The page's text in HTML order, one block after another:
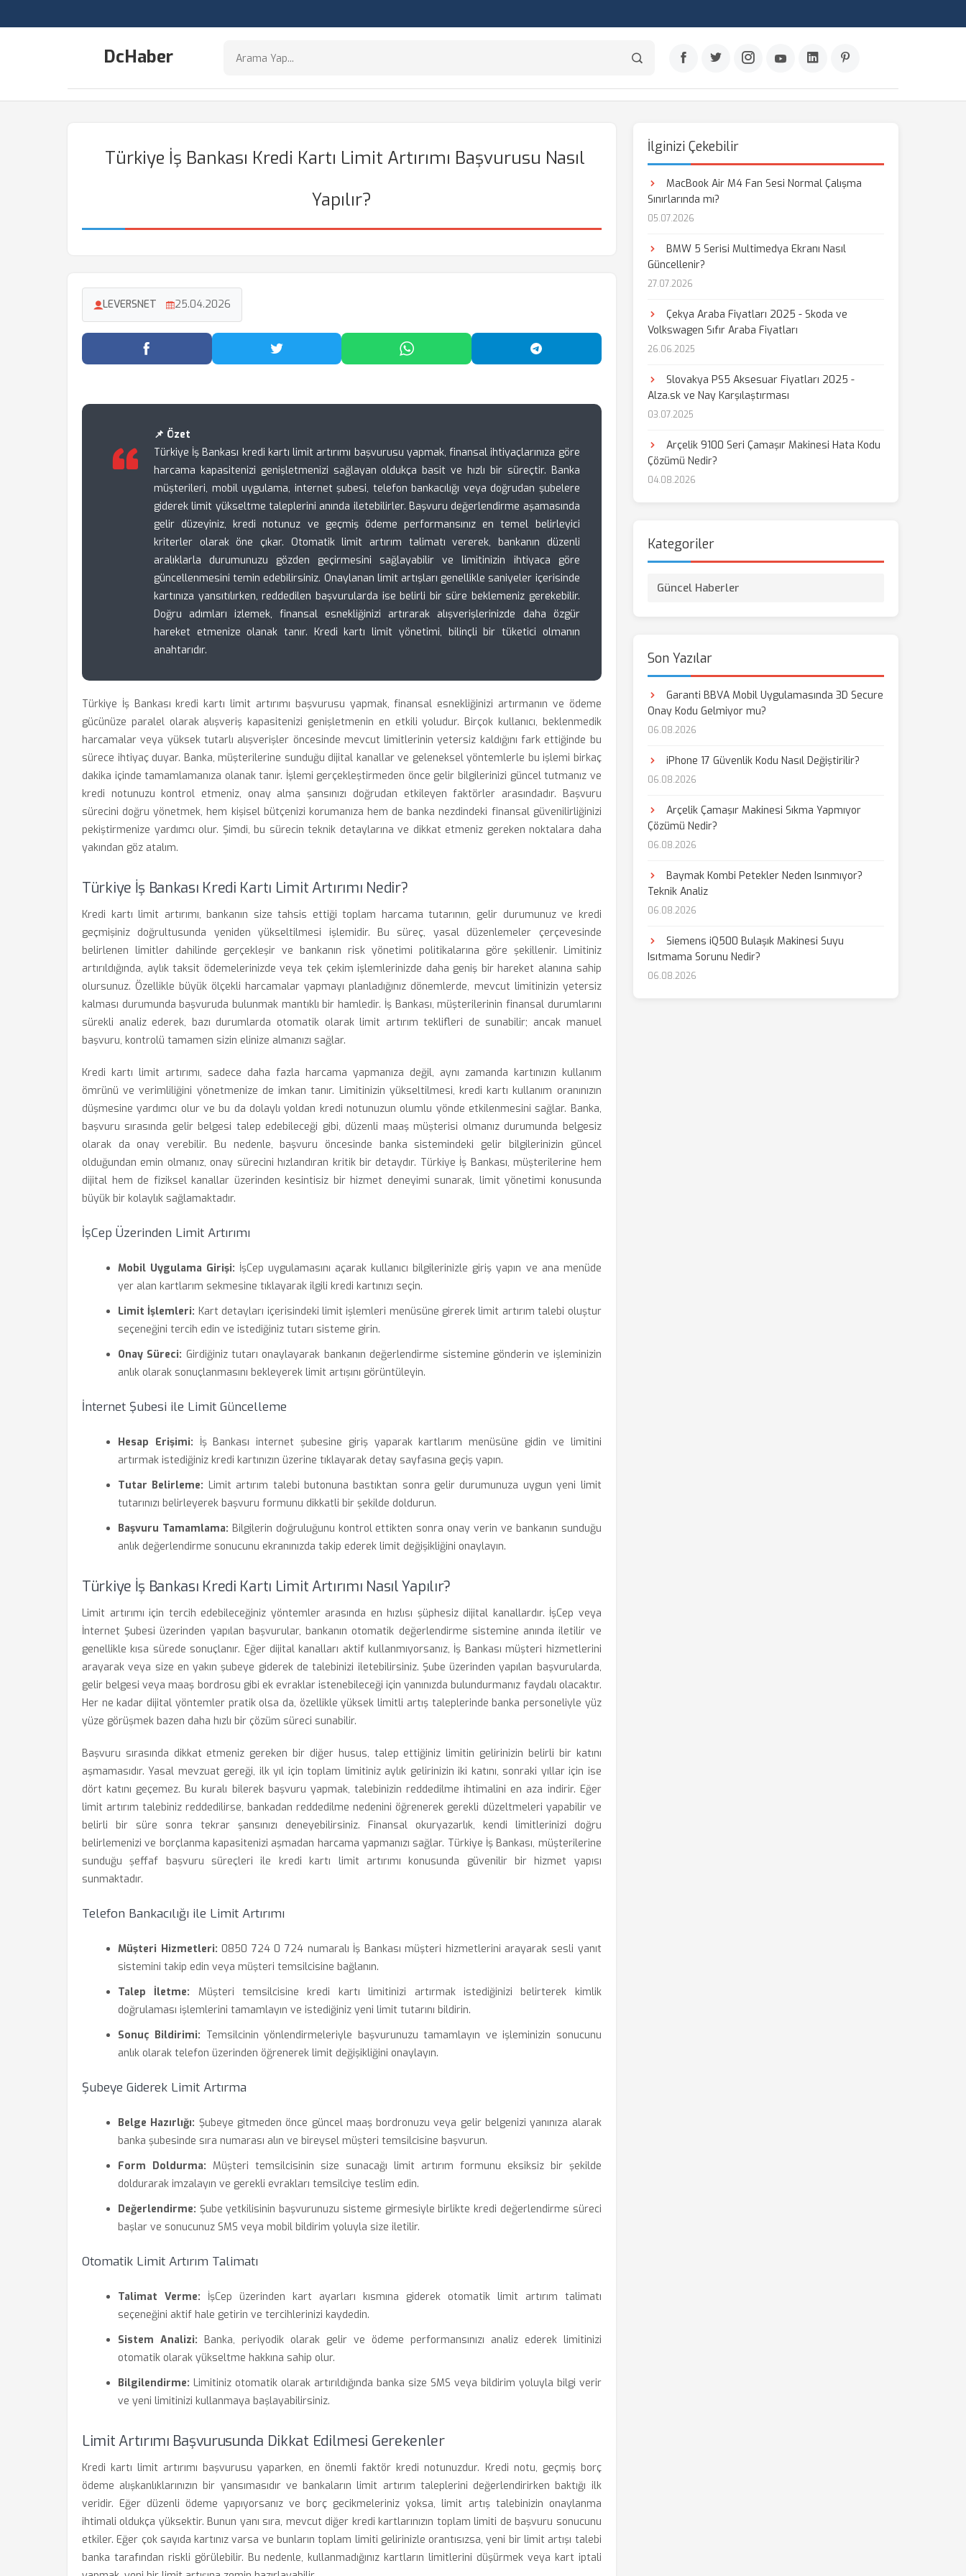
DcHaber
Türkiye İş Bankası Kredi Kartı Limit Artırımı Başvurusu Nasıl
Yapılır?
LEVERSNET 25.04.2026
Facebook'ta Paylaş Twitter'da Paylaş WhatsApp'ta Paylaş Telegram'da Paylaş
📌 Özet
Türkiye İş Bankası kredi kartı limit artırımı başvurusu yapmak, finansal ihtiyaçlarınıza göre
harcama kapasitenizi genişletmenizi sağlayan oldukça basit ve hızlı bir süreçtir. Banka
müşterileri, mobil uygulama, internet şubesi, telefon bankacılığı veya doğrudan şubelere
giderek limit yükseltme taleplerini anında iletebilirler. Başvuru değerlendirme aşamasında
gelir düzeyiniz, kredi notunuz ve geçmiş ödeme performansınız en temel belirleyici
kriterler olarak öne çıkar. Otomatik limit artırım talimatı vererek, bankanın düzenli
aralıklarla durumunuzu gözden geçirmesini sağlayabilir ve limitinizin ihtiyaca göre
güncellenmesini temin edebilirsiniz. Onaylanan limit artışları genellikle saniyeler içerisinde
kartınıza yansıtılırken, reddedilen başvurularda ise belirli bir süre beklemeniz gerekebilir.
Doğru adımları izlemek, finansal esnekliğinizi artırarak alışverişlerinizde daha özgür
hareket etmenize olanak tanır. Kredi kartı limit yönetimi, bilinçli bir tüketici olmanın
anahtarıdır.
Türkiye İş Bankası kredi kartı limit artırımı başvurusu yapmak, finansal esnekliğinizi artırmanın ve ödeme
gücünüze paralel olarak alışveriş kapasitenizi genişletmenin en etkili yoludur. Birçok kullanıcı, beklenmedik
harcamalar veya yüksek tutarlı alışverişler öncesinde mevcut limitlerinin yetersiz kaldığını fark ettiğinde bu
sürece ihtiyaç duyar. Banka, müşterilerine sunduğu dijital kanallar ve geleneksel yöntemlerle bu işlemi birkaç
dakika içinde tamamlamanıza olanak tanır. İşlemi gerçekleştirmeden önce gelir bilgilerinizi güncel tutmanız ve
kredi notunuzu kontrol etmeniz, onay alma şansınızı doğrudan etkileyen faktörler arasındadır. Başvuru
sürecini doğru yönetmek, hem kişisel bütçenizi korumanıza hem de banka nezdindeki finansal güvenilirliğinizi
pekiştirmenize yardımcı olur. Şimdi, bu sürecin teknik detaylarına ve dikkat etmeniz gereken noktalara daha
yakından göz atalım.
Türkiye İş Bankası Kredi Kartı Limit Artırımı Nedir?
Kredi kartı limit artırımı, bankanın size tahsis ettiği toplam harcama tutarının, gelir durumunuz ve kredi
geçmişiniz doğrultusunda yeniden yükseltilmesi işlemidir. Bu süreç, yasal düzenlemeler çerçevesinde
belirlenen limitler dahilinde gerçekleşir ve bankanın risk yönetimi politikalarına göre şekillenir. Limitiniz
artırıldığında, aylık taksit ödemelerinizde veya tek çekim işlemlerinizde daha geniş bir hareket alanına sahip
olursunuz. Özellikle büyük ölçekli harcamalar yapmayı planladığınız dönemlerde, mevcut limitinizin yetersiz
kalması durumunda başvuruda bulunmak mantıklı bir hamledir. İş Bankası, müşterilerinin finansal durumlarını
sürekli analiz ederek, bazı durumlarda otomatik olarak limit artırım teklifleri de sunabilir; ancak manuel
başvuru, kontrolü tamamen sizin elinize almanızı sağlar.
Kredi kartı limit artırımı, sadece daha fazla harcama yapmanıza değil, aynı zamanda kartınızın kullanım
ömrünü ve verimliliğini yönetmenize de imkan tanır. Limitinizin yükseltilmesi, kredi kartı kullanım oranınızın
düşmesine yardımcı olur ve bu da dolaylı yoldan kredi notunuzun olumlu yönde etkilenmesini sağlar. Banka,
başvuru sırasında gelir belgesi talep edebileceği gibi, düzenli maaş müşterisi olmanız durumunda belgesiz
olarak da onay verebilir. Bu nedenle, başvuru öncesinde banka sistemindeki gelir bilgilerinizin güncel
olduğundan emin olmanız, onay sürecini hızlandıran kritik bir detaydır. Türkiye İş Bankası, müşterilerine hem
dijital hem de fiziksel kanallar üzerinden kesintisiz bir hizmet deneyimi sunarak, limit yönetimi konusunda
büyük bir kolaylık sağlamaktadır.
İşCep Üzerinden Limit Artırımı
Mobil Uygulama Girişi: İşCep uygulamasını açarak kullanıcı bilgilerinizle giriş yapın ve ana menüde
yer alan kartlarım sekmesine tıklayarak ilgili kredi kartınızı seçin.
Limit İşlemleri: Kart detayları içerisindeki limit işlemleri menüsüne girerek limit artırım talebi oluştur
seçeneğini tercih edin ve istediğiniz tutarı sisteme girin.
Onay Süreci: Girdiğiniz tutarı onaylayarak bankanın değerlendirme sistemine gönderin ve işleminizin
anlık olarak sonuçlanmasını bekleyerek limit artışını görüntüleyin.
İnternet Şubesi ile Limit Güncelleme
Hesap Erişimi: İş Bankası internet şubesine giriş yaparak kartlarım menüsüne gidin ve limitini
artırmak istediğiniz kredi kartınızın üzerine tıklayarak detay sayfasına geçiş yapın.
Tutar Belirleme: Limit artırım talebi butonuna bastıktan sonra gelir durumunuza uygun yeni limit
tutarınızı belirleyerek başvuru formunu dikkatli bir şekilde doldurun.
Başvuru Tamamlama: Bilgilerin doğruluğunu kontrol ettikten sonra onay verin ve bankanın sunduğu
anlık değerlendirme sonucunu ekranınızda takip ederek limit değişikliğini onaylayın.
Türkiye İş Bankası Kredi Kartı Limit Artırımı Nasıl Yapılır?
Limit artırımı için tercih edebileceğiniz yöntemler arasında en hızlısı şüphesiz dijital kanallardır. İşCep veya
İnternet Şubesi üzerinden yapılan başvurular, bankanın otomatik değerlendirme sistemine anında iletilir ve
genellikle kısa sürede sonuçlanır. Eğer dijital kanalları aktif kullanmıyorsanız, İş Bankası müşteri hizmetlerini
arayarak veya size en yakın şubeye giderek de talebinizi iletebilirsiniz. Şube üzerinden yapılan başvurularda,
gelir belgesi veya maaş bordrosu gibi ek evraklar istenebileceği için yanınızda bulundurmanız faydalı olacaktır.
Her ne kadar dijital yöntemler pratik olsa da, özellikle yüksek limitli artış taleplerinde banka personeliyle yüz
yüze görüşmek bazen daha hızlı bir çözüm süreci sunabilir.
Başvuru sırasında dikkat etmeniz gereken bir diğer husus, talep ettiğiniz limitin gelirinizin belirli bir katını
aşmamasıdır. Yasal mevzuat gereği, ilk yıl için toplam limitiniz aylık gelirinizin iki katını, sonraki yıllar için ise
dört katını geçemez. Bu kuralı bilerek başvuru yapmak, talebinizin reddedilme ihtimalini en aza indirir. Eğer
limit artırım talebiniz reddedilirse, bankadan reddedilme nedenini öğrenerek gerekli düzeltmeleri yapabilir ve
belirli bir süre sonra tekrar şansınızı deneyebilirsiniz. Finansal okuryazarlık, kendi limitlerinizi doğru
belirlemenizi ve borçlanma kapasitenizi aşmadan harcama yapmanızı sağlar. Türkiye İş Bankası, müşterilerine
sunduğu şeffaf başvuru süreçleri ile kredi kartı limit artırımı konusunda güvenilir bir hizmet yapısı
sunmaktadır.
Telefon Bankacılığı ile Limit Artırımı
Müşteri Hizmetleri: 0850 724 0 724 numaralı İş Bankası müşteri hizmetlerini arayarak sesli yanıt
sistemini takip edin veya müşteri temsilcisine bağlanın.
Talep İletme: Müşteri temsilcisine kredi kartı limitinizi artırmak istediğinizi belirterek kimlik
doğrulaması işlemlerini tamamlayın ve istediğiniz yeni limit tutarını bildirin.
Sonuç Bildirimi: Temsilcinin yönlendirmeleriyle başvurunuzu tamamlayın ve işleminizin sonucunu
anlık olarak telefon üzerinden öğrenerek limit değişikliğini onaylayın.
Şubeye Giderek Limit Artırma
Belge Hazırlığı: Şubeye gitmeden önce güncel maaş bordronuzu veya gelir belgenizi yanınıza alarak
banka şubesinde sıra numarası alın ve bireysel müşteri temsilcisine başvurun.
Form Doldurma: Müşteri temsilcisinin size sunacağı limit artırım formunu eksiksiz bir şekilde
doldurarak imzalayın ve gerekli evrakları temsilciye teslim edin.
Değerlendirme: Şube yetkilisinin başvurunuzu sisteme girmesiyle birlikte kredi değerlendirme süreci
başlar ve sonucunuz SMS veya mobil bildirim yoluyla size iletilir.
Otomatik Limit Artırım Talimatı
Talimat Verme: İşCep üzerinden kart ayarları kısmına giderek otomatik limit artırım talimatı
seçeneğini aktif hale getirin ve tercihlerinizi kaydedin.
Sistem Analizi: Banka, periyodik olarak gelir ve ödeme performansınızı analiz ederek limitinizi
otomatik olarak yükseltme hakkına sahip olur.
Bilgilendirme: Limitiniz otomatik olarak artırıldığında banka size SMS veya bildirim yoluyla bilgi verir
ve yeni limitinizi kullanmaya başlayabilirsiniz.
Limit Artırımı Başvurusunda Dikkat Edilmesi Gerekenler
Kredi kartı limit artırımı başvurusu yaparken, en önemli faktör kredi notunuzdur. Kredi notu, geçmiş borç
ödeme alışkanlıklarınızın bir yansımasıdır ve bankaların limit artırım taleplerini değerlendirirken baktığı ilk
veridir. Eğer düzenli ödeme yapıyorsanız ve borç gecikmeleriniz yoksa, limit artış talebinizin onaylanma
ihtimali oldukça yüksektir. Bunun yanı sıra, mevcut diğer kredi kartlarınızın toplam limiti de başvuru sonucunu
etkiler. Eğer çok sayıda kartınız varsa ve bunların toplam limiti gelirinizle orantısızsa, yeni bir limit artışı talebi
banka tarafından riskli görülebilir. Bu nedenle, kullanmadığınız kartların limitlerini düşürmek veya kart iptali
İlginizi Çekebilir
MacBook Air M4 Fan Sesi Normal Çalışma
Sınırlarında mı?
05.07.2026
BMW 5 Serisi Multimedya Ekranı Nasıl
Güncellenir?
27.07.2026
Çekya Araba Fiyatları 2025 - Skoda ve
Volkswagen Sıfır Araba Fiyatları
26.06.2025
Slovakya PS5 Aksesuar Fiyatları 2025 -
Alza.sk ve Nay Karşılaştırması
03.07.2025
Arçelik 9100 Seri Çamaşır Makinesi Hata Kodu
Çözümü Nedir?
04.08.2026
Kategoriler
Güncel Haberler
Son Yazılar
Garanti BBVA Mobil Uygulamasında 3D Secure
Onay Kodu Gelmiyor mu?
06.08.2026
iPhone 17 Güvenlik Kodu Nasıl Değiştirilir?
06.08.2026
Arçelik Çamaşır Makinesi Sıkma Yapmıyor
Çözümü Nedir?
06.08.2026
Baymak Kombi Petekler Neden Isınmıyor?
Teknik Analiz
06.08.2026
Siemens iQ500 Bulaşık Makinesi Suyu
Isıtmama Sorunu Nedir?
06.08.2026